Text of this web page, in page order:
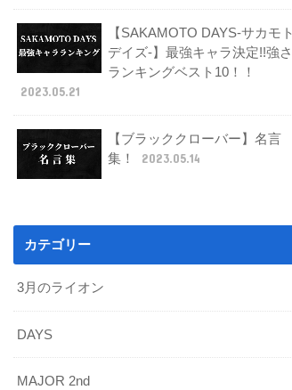
【SAKAMOTO DAYS-サカモト
デイズ-】最強キャラ決定!!強さ
ランキングベスト10！！
2023.05.21
【ブラッククローバー】名言
集！
2023.05.14
カテゴリー
3月のライオン
DAYS
MAJOR 2nd